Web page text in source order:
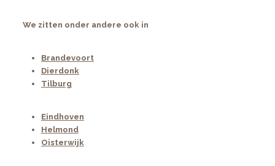
We zitten onder andere ook in
Brandevoort
Dierdonk
Tilburg
Eindhoven
Helmond
Oisterwijk